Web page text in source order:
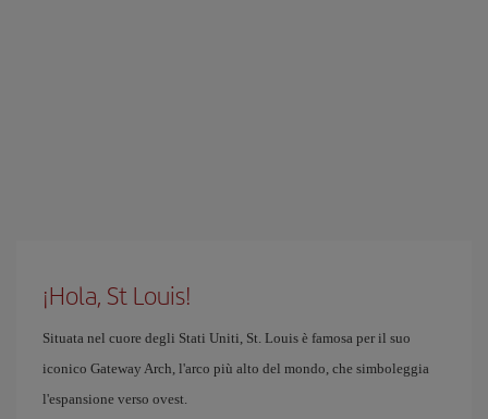
¡Hola, St Louis!
Situata nel cuore degli Stati Uniti, St. Louis è famosa per il suo
iconico Gateway Arch, l'arco più alto del mondo, che simboleggia
l'espansione verso ovest.